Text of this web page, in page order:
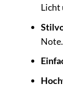
Licht
Note.